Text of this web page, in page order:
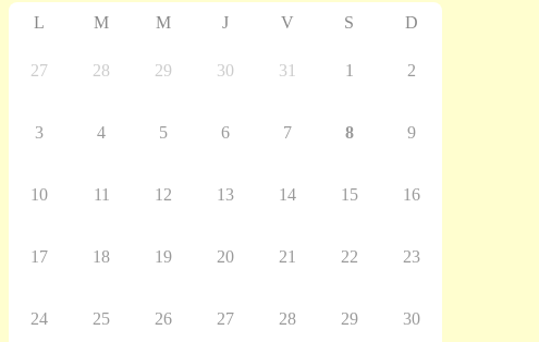
L M M J V S D
27 28 29 30 31 1 2
3 4 5 6 7 8 9
10 11 12 13 14 15 16
17 18 19 20 21 22 23
24 25 26 27 28 29 30